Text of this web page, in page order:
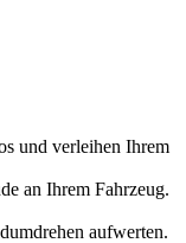
und verleihen Ihrem
an Ihrem Fahrzeug.
aufwerten.